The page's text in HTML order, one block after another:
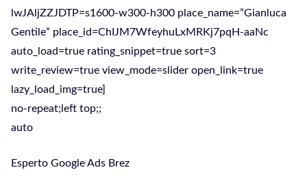
lwJAljZZJDTP=s1600-w300-h300 place_name=”Gianluca
Gentile” place_id=ChIJM7WfeyhuLxMRKj7pqH-aaNc
auto_load=true rating_snippet=true sort=3
write_review=true view_mode=slider open_link=true
lazy_load_img=true]
no-repeat;left top;;
auto
Esperto Google Ads Brez